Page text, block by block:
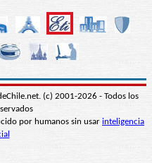
(c) 2001-2026 - Todos los
por humanos sin usar inteligencia